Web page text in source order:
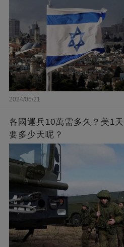
2024/05/21
各國運兵10萬需多久？美1
要多少天呢？